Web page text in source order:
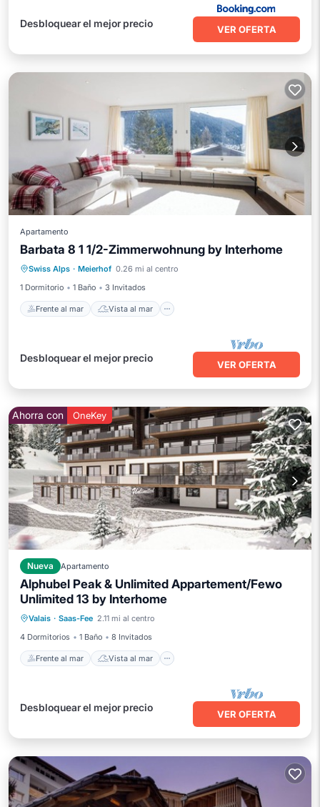
Desbloquear el mejor precio
VER OFERTA
Apartamento
Barbata 8 1 1/2-Zimmerwohnung by Interhome
Swiss Alps · Meierhof 0.26 mi al centro
1 Dormitorio
1 Baño 3 Invitados
Frente al mar Vista al mar
Frente al mar
Vista al mar
Balcón/Terraza
Vistas
Desbloquear el mejor precio
VER OFERTA
Ahorra con OneKey
Nueva Apartamento
Alphubel Peak & Unlimited Appartement/Fewo
Unlimited 13 by Interhome
Valais · Saas-Fee 2.11 mi al centro
4 Dormitorios
1 Baño 8 Invitados
Frente al mar Vista al mar
Frente al mar Vista al mar
Cocina
Desbloquear el mejor precio
VER OFERTA